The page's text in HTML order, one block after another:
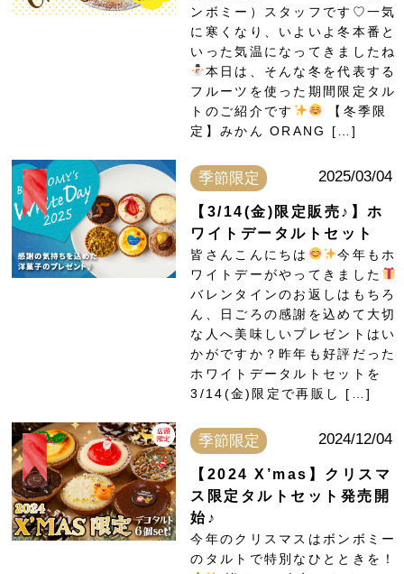
ンボミー）スタッフです♡一気
に寒くなり、いよいよ冬本番と
いった気温になってきましたね
本日は、そんな冬を代表する
フルーツを使った期間限定タル
トのご紹介です
【冬季限
定】みかん ORANG […]
季節限定 2025/03/04
【3/14(金)限定販売♪】ホ
ワイトデータルトセット
皆さんこんにちは
今年もホ
ワイトデーがやってきました
バレンタインのお返しはもちろ
ん、日ごろの感謝を込めて大切
な人へ美味しいプレゼントはい
かがですか？昨年も好評だった
ホワイトデータルトセットを
3/14(金)限定で再販し […]
季節限定 2024/12/04
【2024 X’mas】クリスマ
ス限定タルトセット発売開
始♪
今年のクリスマスはボンボミー
のタルトで特別なひとときを！